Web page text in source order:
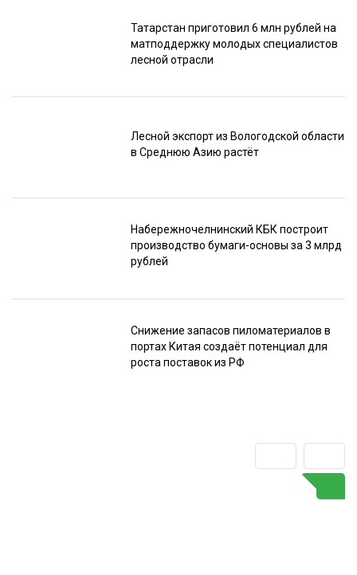
Татарстан приготовил 6 млн рублей на
матподдержку молодых специалистов
лесной отрасли
Лесной экспорт из Вологодской области
в Среднюю Азию растёт
Набережночелнинский КБК построит
производство бумаги-основы за 3 млрд
рублей
Снижение запасов пиломатериалов в
портах Китая создаёт потенциал для
роста поставок из РФ